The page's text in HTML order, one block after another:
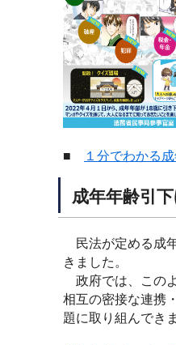
■ １分でわかる
成年年齢引
民法が定める成
きました。
政府では、この
相互の密接な連携
題に取り組んでき